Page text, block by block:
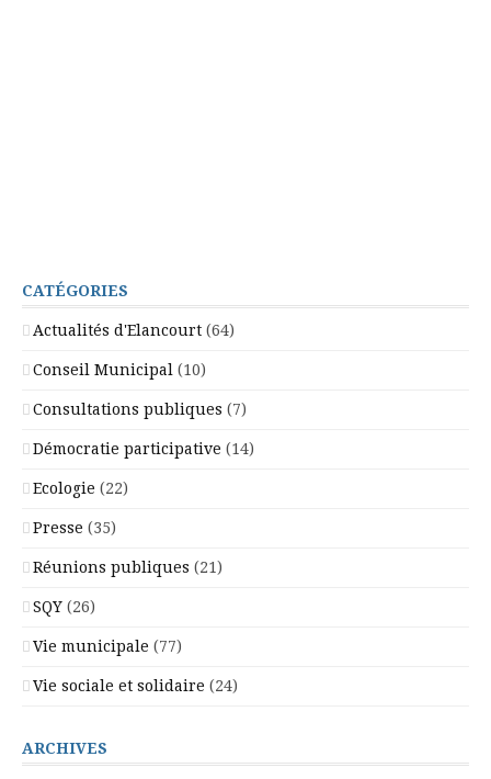
CATÉGORIES
Actualités d'Elancourt (64)
Conseil Municipal (10)
Consultations publiques (7)
Démocratie participative (14)
Ecologie (22)
Presse (35)
Réunions publiques (21)
SQY (26)
Vie municipale (77)
Vie sociale et solidaire (24)
ARCHIVES